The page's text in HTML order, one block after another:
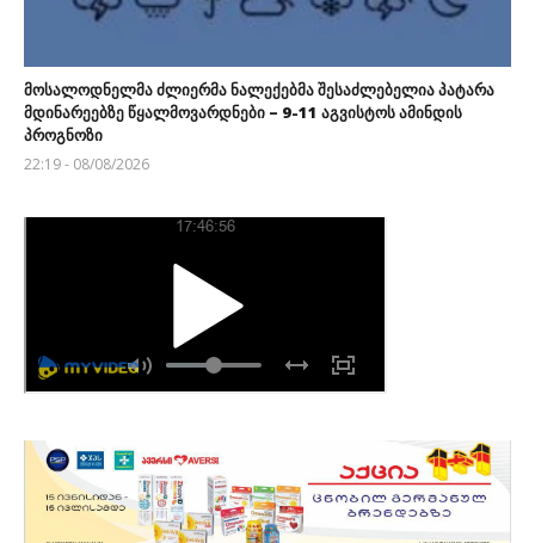
მოსალოდნელმა ძლიერმა ნალექებმა შესაძლებელია პატარა
მდინარეებზე წყალმოვარდნები – 9-11 აგვისტოს ამინდის
პროგნოზი
22:19 - 08/08/2026